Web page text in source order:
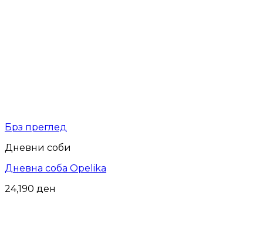
Брз преглед
Дневни соби
Дневна соба Opelika
24,190 ден